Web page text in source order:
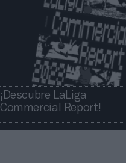
¡Descubre LaLiga
Commercial Report!​​